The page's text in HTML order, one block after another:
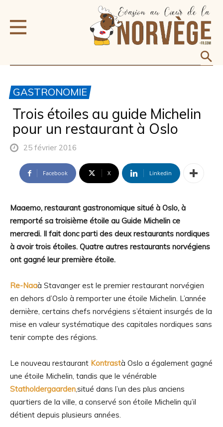
GASTRONOMIE
Trois étoiles au guide Michelin
pour un restaurant à Oslo
25 février 2016
Facebook X Linkedin
Maaemo, restaurant gastronomique situé à Oslo, à
remporté sa troisième étoile au Guide Michelin ce
mercredi. Il fait donc parti des deux restaurants nordiques
à avoir trois étoiles. Quatre autres restaurants norvégiens
ont gagné leur première étoile.
Re-Naaà Stavanger est le premier restaurant norvégien
en dehors d’Oslo à remporter une étoile Michelin. L’année
dernière, certains chefs norvégiens s’étaient insurgés de la
mise en valeur systématique des capitales nordiques sans
tenir compte des régions.
Le nouveau restaurant Kontrastà Oslo a également gagné
une étoile Michelin, tandis que le vénérable
Statholdergaarden,situé dans l’un des plus anciens
quartiers de la ville, a conservé son étoile Michelin qu’il
détient depuis plusieurs années.